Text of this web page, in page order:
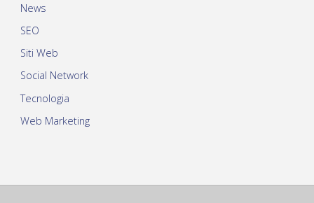
News
SEO
Siti Web
Social Network
Tecnologia
Web Marketing